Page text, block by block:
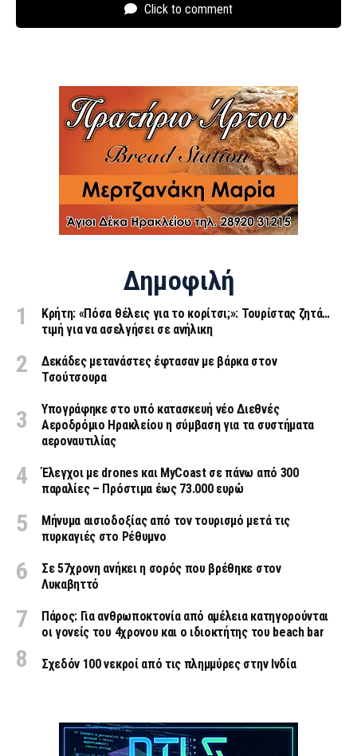
Click to comment
Δημοφιλή
Κρήτη: «Πόσα θέλεις για το κορίτσι;»: Τουρίστας ζητά…
τιμή για να ασελγήσει σε ανήλικη
Δεκάδες μετανάστες έφτασαν με βάρκα στον
Τσούτσουρα
Υπογράφηκε στο υπό κατασκευή νέο Διεθνές
Αεροδρόμιο Ηρακλείου η σύμβαση για τα συστήματα
αεροναυτιλίας
Έλεγχοι με drones και MyCoast σε πάνω από 300
παραλίες – Πρόστιμα έως 73.000 ευρώ
Μήνυμα αισιοδοξίας από τον τουρισμό μετά τις
πυρκαγιές στο Ρέθυμνο
Σε 57χρονη ανήκει η σορός που βρέθηκε στον
Λυκαβηττό
Πάρος: Για ανθρωποκτονία από αμέλεια κατηγορούνται
οι γονείς του 4χρονου και ο ιδιοκτήτης του beach bar
Σχεδόν 100 νεκροί από τις πλημμύρες στην Ινδία